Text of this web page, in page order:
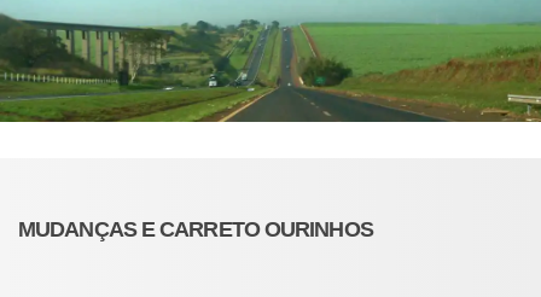
MUDANÇAS E CARRETO OURINHOS